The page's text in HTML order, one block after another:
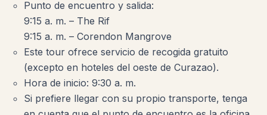
Punto de encuentro y salida:
9:15 a. m. – The Rif
9:15 a. m. – Corendon Mangrove
Este tour ofrece servicio de recogida gratuito
(excepto en hoteles del oeste de Curazao).
Hora de inicio: 9:30 a. m.
Si prefiere llegar con su propio transporte, tenga